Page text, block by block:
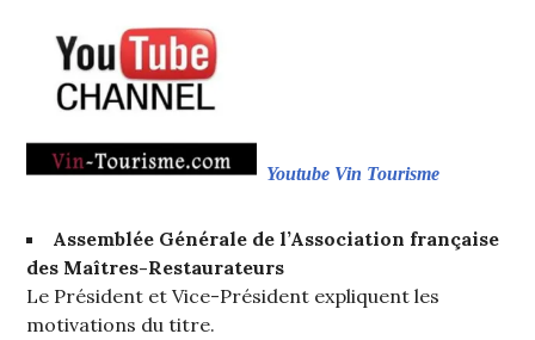
Youtube Vin Tourisme
Assemblée Générale de l’Association française
des Maîtres-Restaurateurs
Le Président et Vice-Président expliquent les
motivations du titre.